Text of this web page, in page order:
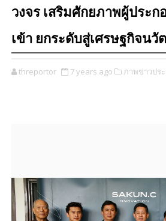
วงจร เสริมศักยภาพผู้ประก
เข้า ยกระดับสู่เศรษฐกิจนวั
threportor 7 years ago ภาพข่าวปร